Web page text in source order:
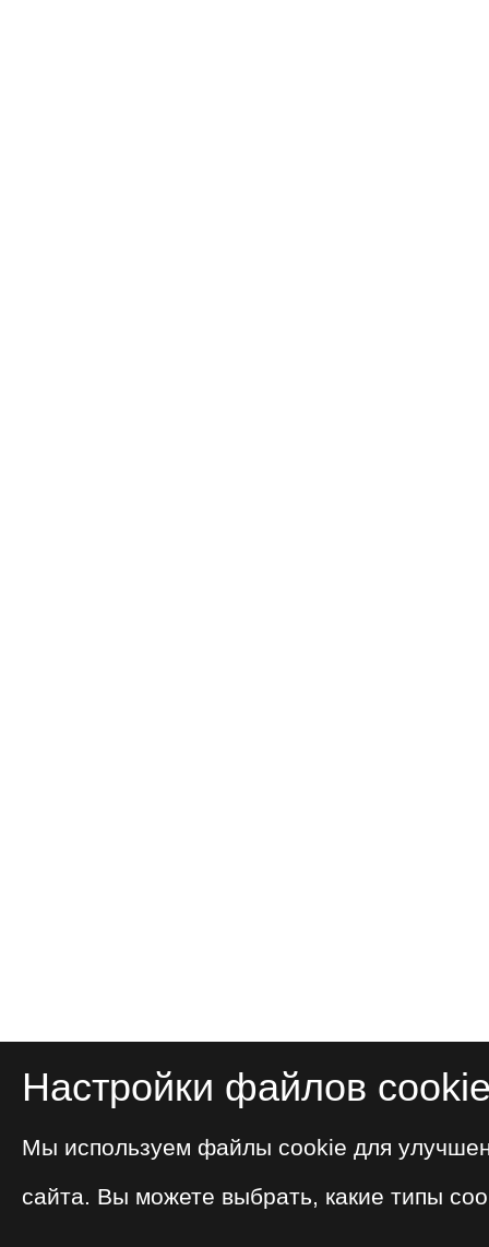
Настройки файлов
Мы используем файлы cookie для
сайта. Вы можете выбрать, какие типы